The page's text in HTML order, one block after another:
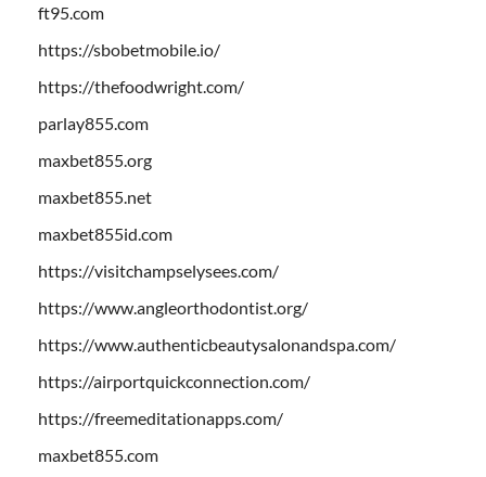
ft95.com
https://sbobetmobile.io/
https://thefoodwright.com/
parlay855.com
maxbet855.org
maxbet855.net
maxbet855id.com
https://visitchampselysees.com/
https://www.angleorthodontist.org/
https://www.authenticbeautysalonandspa.com/
https://airportquickconnection.com/
https://freemeditationapps.com/
maxbet855.com